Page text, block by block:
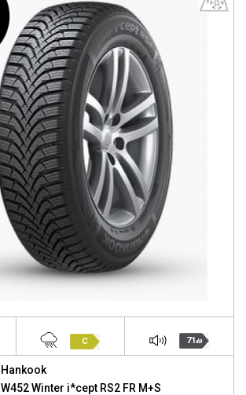
C 71dB
Hankook
W452 Winter i*cept RS2 FR M+S